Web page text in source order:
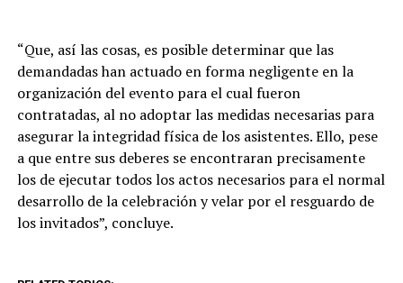
“Que, así las cosas, es posible determinar que las
demandadas han actuado en forma negligente en la
organización del evento para el cual fueron
contratadas, al no adoptar las medidas necesarias para
asegurar la integridad física de los asistentes. Ello, pese
a que entre sus deberes se encontraran precisamente
los de ejecutar todos los actos necesarios para el normal
desarrollo de la celebración y velar por el resguardo de
los invitados”, concluye.